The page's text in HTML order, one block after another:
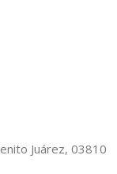
Juárez, 03810